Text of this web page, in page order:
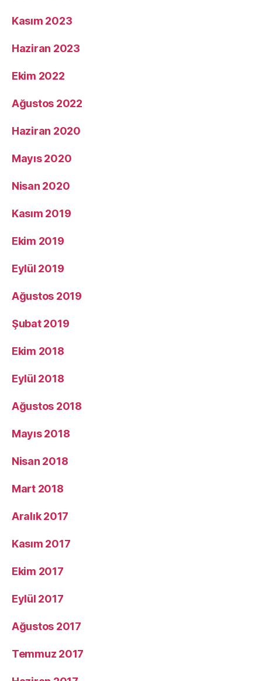
Kasım 2023
Haziran 2023
Ekim 2022
Ağustos 2022
Haziran 2020
Mayıs 2020
Nisan 2020
Kasım 2019
Ekim 2019
Eylül 2019
Ağustos 2019
Şubat 2019
Ekim 2018
Eylül 2018
Ağustos 2018
Mayıs 2018
Nisan 2018
Mart 2018
Aralık 2017
Kasım 2017
Ekim 2017
Eylül 2017
Ağustos 2017
Temmuz 2017